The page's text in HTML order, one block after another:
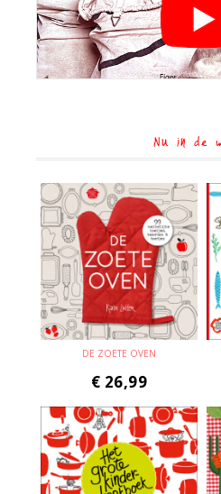
Nu in de
DE ZOETE OVEN
€ 26,99